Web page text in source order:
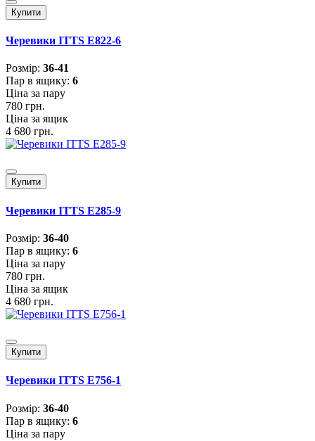
Купити
Черевики ITTS E822-6
Розмiр: 36-41
Пар в ящику: 6
Ціна за пару
780 грн.
Ціна за ящик
4 680 грн.
Купити
Черевики ITTS E285-9
Розмiр: 36-40
Пар в ящику: 6
Ціна за пару
780 грн.
Ціна за ящик
4 680 грн.
Купити
Черевики ITTS E756-1
Розмiр: 36-40
Пар в ящику: 6
Ціна за пару